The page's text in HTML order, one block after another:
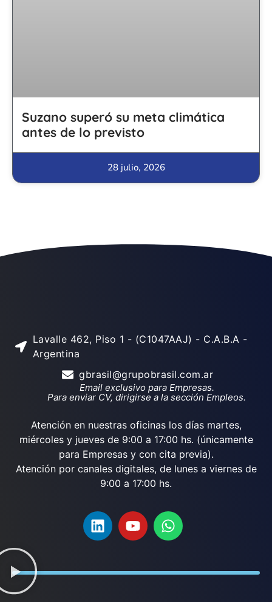
Suzano superó su meta climática
antes de lo previsto
28 julio, 2026
Lavalle 462, Piso 1 - (C1047AAJ) - C.A.B.A -
Argentina
gbrasil@grupobrasil.com.ar
Email exclusivo para Empresas.
Para enviar CV, dirigirse a la sección Empleos.
Atención en nuestras oficinas los días martes,
miércoles y jueves de 9:00 a 17:00 hs. (únicamente
para Empresas y con cita previa).
Atención por canales digitales, de lunes a viernes de
9:00 a 17:00 hs.